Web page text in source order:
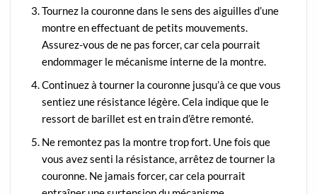
Tournez la couronne dans le sens des aiguilles d’une
montre en effectuant de petits mouvements.
Assurez-vous de ne pas forcer, car cela pourrait
endommager le mécanisme interne de la montre.
Continuez à tourner la couronne jusqu’à ce que vous
sentiez une résistance légère. Cela indique que le
ressort de barillet est en train d’être remonté.
Ne remontez pas la montre trop fort. Une fois que
vous avez senti la résistance, arrêtez de tourner la
couronne. Ne jamais forcer, car cela pourrait